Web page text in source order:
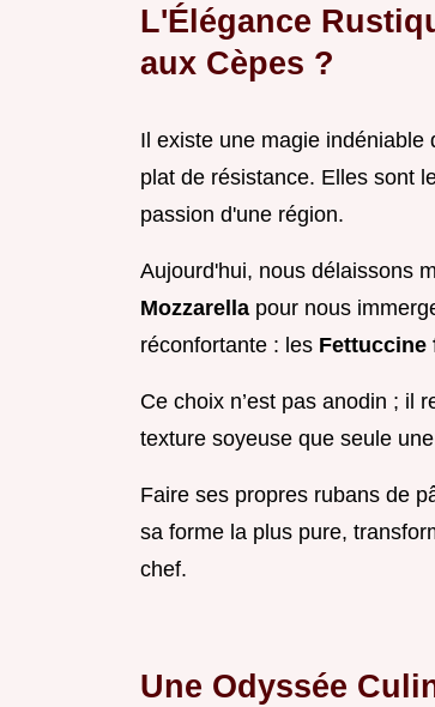
L'Élégance
aux Cèpes ?
Il existe une magie indéniable
plat de résistance. Elles sont
passion d'une région.
Aujourd'hui, nous délaissons
Mozzarella pour nous
réconfortante : les Fettuccine
Ce choix n’est pas anodin ; il
texture soyeuse que seule
Faire ses propres rubans de
sa forme la plus pure,
chef.
Une Odyssée